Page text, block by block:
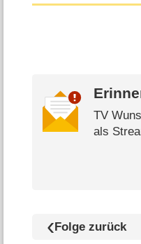
TV
als
Folge zurück